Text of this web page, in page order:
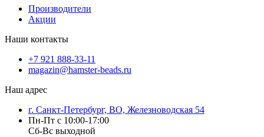
Производители
Акции
Наши контакты
+7 921 888-33-11
magazin@hamster-beads.ru
Наш адрес
г. Санкт-Петербург, ВО, Железноводская 54
Пн-Пт с 10:00-17:00
Сб-Вс выходной